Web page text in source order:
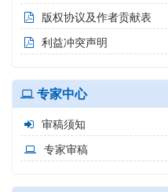
版权协议及作者贡献表
利益冲突声明
专家中心
审稿须知
专家审稿